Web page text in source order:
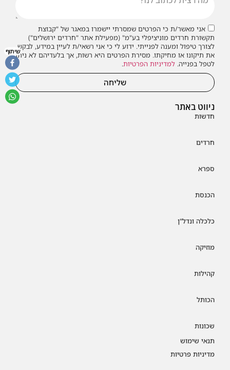
ניווט באתר
חדשות
חרדים
ספרא
הכנסת
כלכלה ונדל"ן
מוזיקה
קהילות
הכותל
שכונות
תנאי שימוש
מדיניות פרטיות
אני מאשר/ת כי הפרטים שמסרתי יישמרו במאגר של "קבוצת
תקשורת חרדים מוניציפלי בע"מ" (מפעילת אתר "חרדים ירושלים")
לצורך טיפול ומענה לפנייתי. ידוע לי כי אני רשאי/ת לעיין במידע, לבקש
את תיקונו או מחיקתו. מסירת הפרטים היא רשות, אך בלעדיהם לא ניתן
לטפל בפנייה. למדיניות הפרטיות.
שליחה
שיתוף